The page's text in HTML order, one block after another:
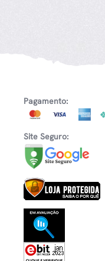
Pagamento:
Site Seguro: